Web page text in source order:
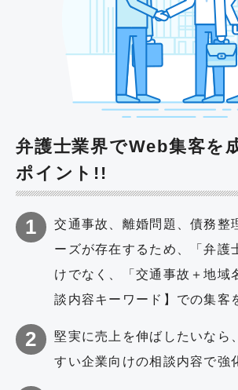
弁護士業界でWeb集客を
ポイント!!
交通事故、離婚問題、債務整
ーズが存在するため、「弁護
けでなく、「交通事故＋地域
談内容キーワード】での集客
堅実に売上を伸ばしたいなら
すい企業向けの相談内容で強